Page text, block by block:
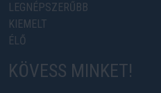
LEGNÉPSZERŰBB
KIEMELT
ÉLŐ
KÖVESS MINKET!